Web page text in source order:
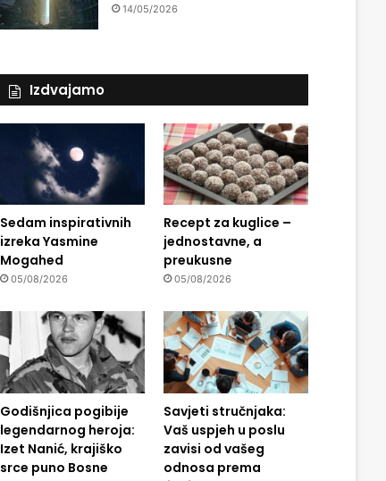
14/05/2026
Izdvajamo
Sedam inspirativnih
izreka Yasmine
Mogahed
05/08/2026
Recept za kuglice –
jednostavne, a
preukusne
05/08/2026
Godišnjica pogibije
legendarnog heroja:
Izet Nanić, krajiško
srce puno Bosne
Savjeti stručnjaka:
Vaš uspjeh u poslu
zavisi od vašeg
odnosa prema